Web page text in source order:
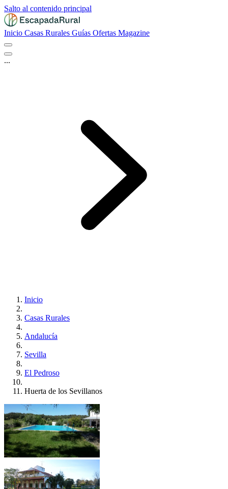
Salto al contenido principal
Inicio Casas Rurales Guías Ofertas Magazine
...
Inicio
Casas Rurales
Andalucía
Sevilla
El Pedroso
Huerta de los Sevillanos